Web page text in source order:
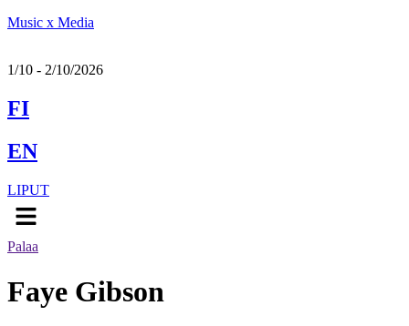
Music x Media
1/10 - 2/10/2026
FI
EN
LIPUT
Menu
Palaa
Faye Gibson